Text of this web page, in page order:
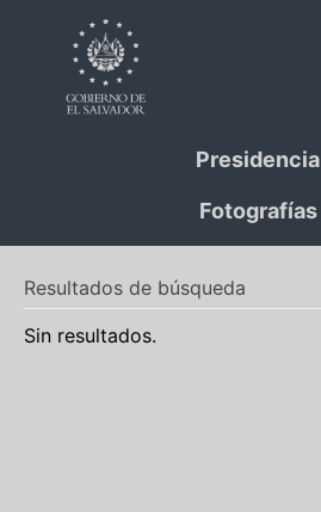
Presidencia
Fotografías
Resultados de búsqueda
Sin resultados.